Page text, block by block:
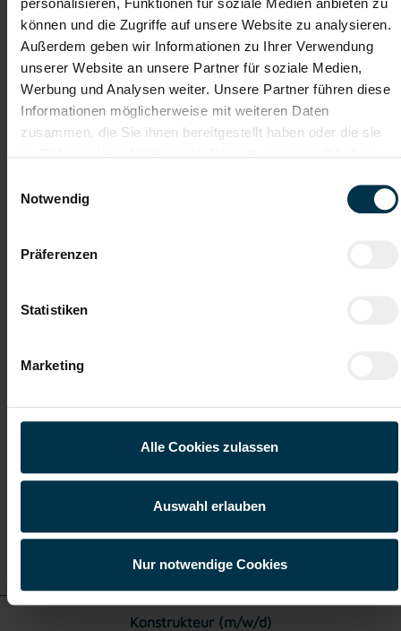
können und die Zugriffe auf unsere Website zu analysieren.
Außerdem geben wir Informationen zu Ihrer Verwendung
unserer Website an unsere Partner für soziale Medien,
Werbung und Analysen weiter. Unsere Partner führen diese
Informationen möglicherweise mit weiteren Daten
zusammen, die Sie ihnen bereitgestellt haben oder die sie
Notwendig
Präferenzen
Statistiken
Marketing
Alle Cookies zulassen
Auswahl erlauben
Nur notwendige Cookies
Karriere-Coaching mit der
besten Jobberatung
Zahlreiche Stellenangebote
in der regionalen Wirtschaft
Soziale Absicherung durch
TTI-Betriebsrat und
Tolle Aus- und
Weiterbildungsangebote
Details zu diesem Job
anzeigen
Konstrukteur (m/w/d)